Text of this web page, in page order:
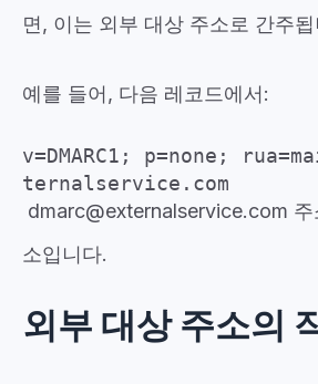
면, 이는 외부 대상 주소로 간주됩
예를 들어, 다음 레코드에서:
v=DMARC1; p=none;
ternalservice.com
dmarc@externalservice.com
소입니다.
외부 대상 주소의